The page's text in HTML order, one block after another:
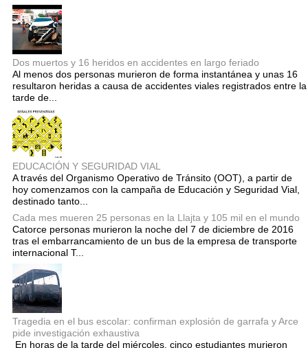
Dos muertos y 16 heridos en accidentes en largo feriado
Al menos dos personas murieron de forma instantánea y unas 16
resultaron heridas a causa de accidentes viales registrados entre la
tarde de...
EDUCACIÓN Y SEGURIDAD VIAL
A través del Organismo Operativo de Tránsito (OOT), a partir de
hoy comenzamos con la campaña de Educación y Seguridad Vial,
destinado tanto...
Cada mes mueren 25 personas en la Llajta y 105 mil en el mundo
Catorce personas murieron la noche del 7 de diciembre de 2016
tras el embarrancamiento de un bus de la empresa de transporte
internacional T...
Tragedia en el bus escolar: confirman explosión de garrafa y Arce
pide investigación exhaustiva
En horas de la tarde del miércoles, cinco estudiantes murieron